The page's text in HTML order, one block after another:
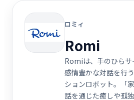
ロミィ
Romi
Romiは、手のひらサ
感情豊かな対話を行
ションロボット。「
話を通じた癒しや孤